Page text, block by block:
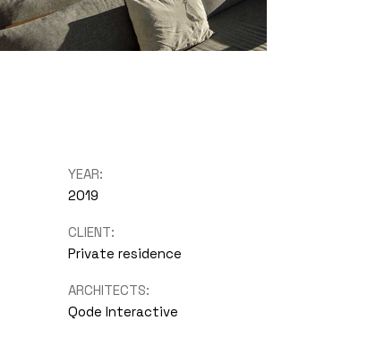
YEAR:
2019
CLIENT:
Private residence
ARCHITECTS:
Qode Interactive